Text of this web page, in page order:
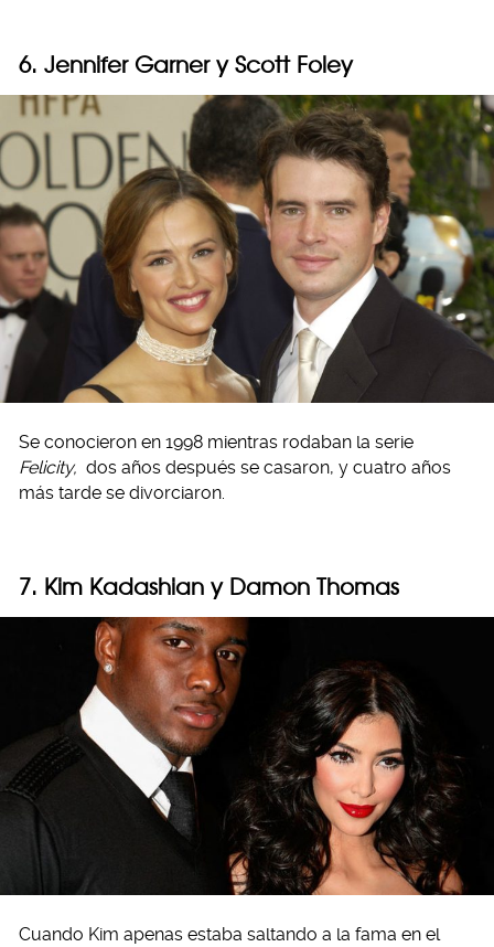
6. Jennifer Garner y Scott Foley
Se conocieron en 1998 mientras rodaban la serie
Felicity, dos años después se casaron, y cuatro años
más tarde se divorciaron.
7. Kim Kadashian y Damon Thomas
Cuando Kim apenas estaba saltando a la fama en el